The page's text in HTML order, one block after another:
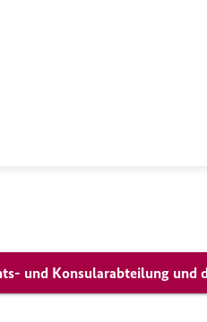
und Konsularabteilung